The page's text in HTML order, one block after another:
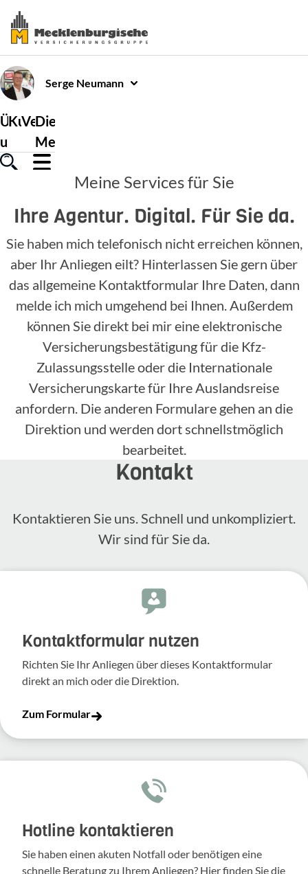
Serge Neumann
Über
uns
Kundenservice
Versicherungen
Die
Mecklenburgische
Meine Services für Sie
Ihre Agentur. Digital. Für Sie da.
Sie haben mich telefonisch nicht erreichen können,
aber Ihr Anliegen eilt? Hinterlassen Sie gern über
das allgemeine Kontaktformular Ihre Daten, dann
melde ich mich umgehend bei Ihnen. Außerdem
können Sie direkt bei mir eine elektronische
Versicherungsbestätigung für die Kfz-
Zulassungsstelle oder die Internationale
Versicherungskarte für Ihre Auslandsreise
anfordern. Die anderen Formulare gehen an die
Direktion und werden dort schnellstmöglich
bearbeitet.
Kontakt
Kontak­tieren Sie uns. Schnell und unkom­pli­ziert.
Wir sind für Sie da.
Kontakt­for­mular nutzen
Richten Sie Ihr Anliegen über dieses Kontakt­for­mular
direkt an mich oder die Direk­tion.
Zum Formular
Hotline kontaktieren
Sie haben einen akuten Notfall oder benötigen eine
schnelle Beratung zu Ihrem Anliegen? Hier finden Sie die